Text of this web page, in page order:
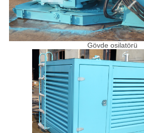
Gövde osilatörü